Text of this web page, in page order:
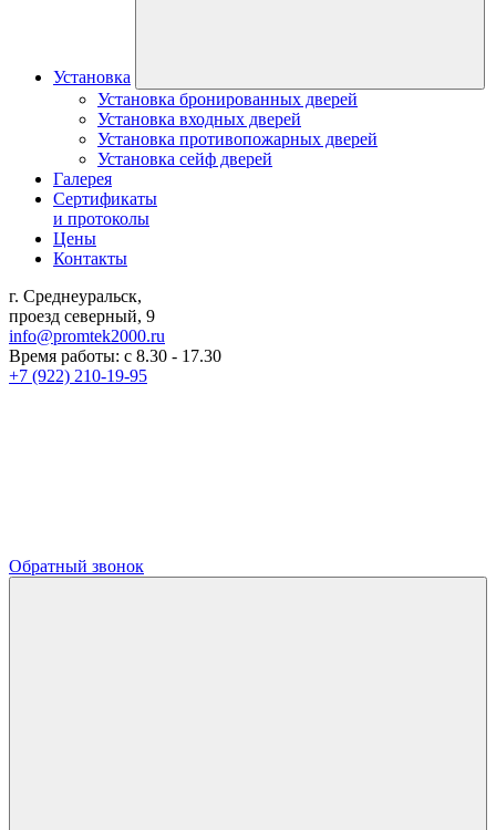
Установка
Установка бронированных дверей
Установка входных дверей
Установка противопожарных дверей
Установка сейф дверей
Галерея
Сертификаты
и протоколы
Цены
Контакты
г. Среднеуральск,
проезд северный, 9
info@promtek2000.ru
Время работы: с 8.30 - 17.30
+7 (922) 210-19-95
Обратный звонок